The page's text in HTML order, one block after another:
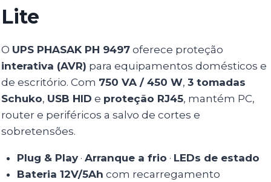
Lite
O UPS PHASAK PH 9497 oferece proteção
interativa (AVR) para equipamentos domésticos e
de escritório. Com 750 VA / 450 W,3 tomadas
Schuko, USB HID e proteção RJ45, mantém PC,
router e periféricos a salvo de cortes e
sobretensões.
Plug & Play· Arranque a frio · LEDs de estado
Bateria 12V/5Ah com recarregamento